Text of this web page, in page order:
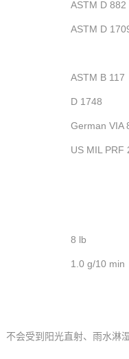
ASTM D 882
ASTM D
ASTM B 117
D 1748
German VIA
US MIL PRF
8 lb
1.0 g/10 min
会受到阳光直射、雨水淋